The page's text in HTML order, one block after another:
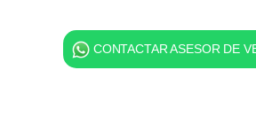
CONTACTAR ASESOR DE